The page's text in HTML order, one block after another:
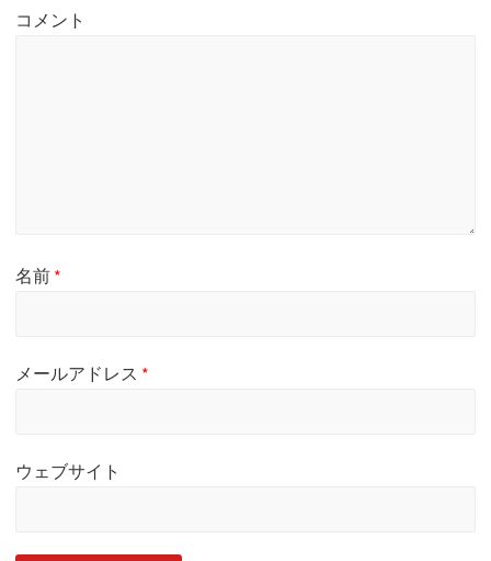
コメント
名前 *
メールアドレス *
ウェブサイト